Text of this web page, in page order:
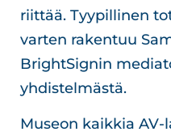
riittää. Tyypillinen
varten rakentuu
BrightSignin
yhdistelmästä.
Museon kaikkia